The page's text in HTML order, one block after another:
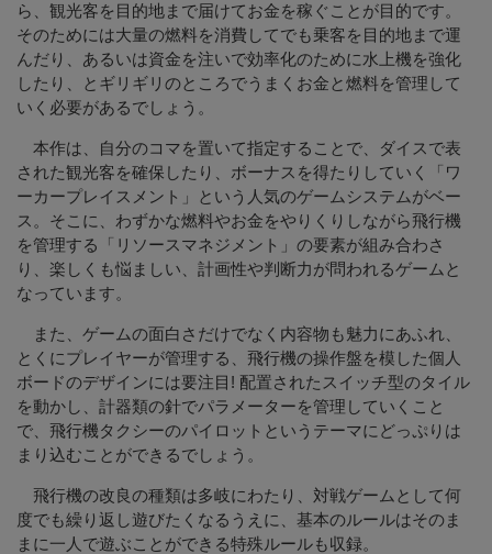
ら、観光客を目的地まで届けてお金を稼ぐことが目的です。
そのためには大量の燃料を消費してでも乗客を目的地まで運
んだり、あるいは資金を注いで効率化のために水上機を強化
したり、とギリギリのところでうまくお金と燃料を管理して
いく必要があるでしょう。
本作は、自分のコマを置いて指定することで、ダイスで表
された観光客を確保したり、ボーナスを得たりしていく「ワ
ーカープレイスメント」という人気のゲームシステムがベー
ス。そこに、わずかな燃料やお金をやりくりしながら飛行機
を管理する「リソースマネジメント」の要素が組み合わさ
り、楽しくも悩ましい、計画性や判断力が問われるゲームと
なっています。
また、ゲームの面白さだけでなく内容物も魅力にあふれ、
とくにプレイヤーが管理する、飛行機の操作盤を模した個人
ボードのデザインには要注目! 配置されたスイッチ型のタイル
を動かし、計器類の針でパラメーターを管理していくこと
で、飛行機タクシーのパイロットというテーマにどっぷりは
まり込むことができるでしょう。
飛行機の改良の種類は多岐にわたり、対戦ゲームとして何
度でも繰り返し遊びたくなるうえに、基本のルールはそのま
まに一人で遊ぶことができる特殊ルールも収録。